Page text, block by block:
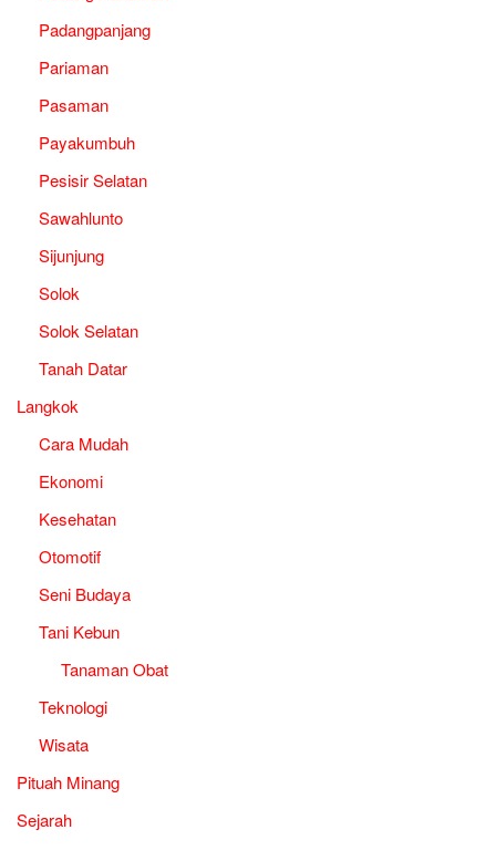
Padangpanjang
Pariaman
Pasaman
Payakumbuh
Pesisir Selatan
Sawahlunto
Sijunjung
Solok
Solok Selatan
Tanah Datar
Langkok
Cara Mudah
Ekonomi
Kesehatan
Otomotif
Seni Budaya
Tani Kebun
Tanaman Obat
Teknologi
Wisata
Pituah Minang
Sejarah